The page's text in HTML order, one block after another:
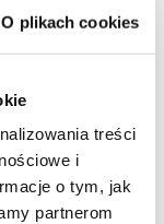
O plikach cookies
treści
i
o tym, jak
partnerom
na